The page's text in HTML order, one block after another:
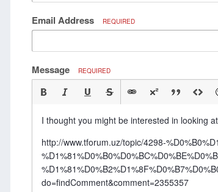
Email Address REQUIRED
Message REQUIRED
I thought you might be interested in looking
http://www.tforum.uz/topic/4298-
do=findComment&comment=2355357